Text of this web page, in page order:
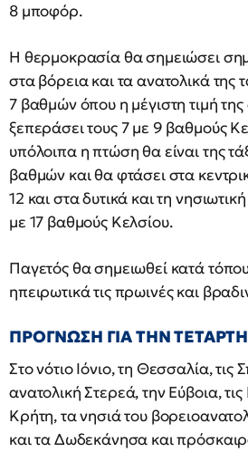
8 μποφόρ.
Η θερμοκρασία θα σημειώσει
στα βόρεια και τα ανατολικά της
7 βαθμών όπου η μέγιστη τιμή
ξεπεράσει τους 7 με 9 βαθμούς
υπόλοιπα η πτώση θα είναι της
βαθμών και θα φτάσει στα
12 και στα δυτικά και τη
με 17 βαθμούς Κελσίου.
Παγετός θα σημειωθεί κατά
ηπειρωτικά τις πρωινές και
ΠΡΟΓΝΩΣΗ ΓΙΑ ΤΗΝ
Στο νότιο Ιόνιο, τη Θεσσαλία, τις
ανατολική Στερεά, την Εύβοια,
Κρήτη, τα νησιά του
και τα Δωδεκάνησα και